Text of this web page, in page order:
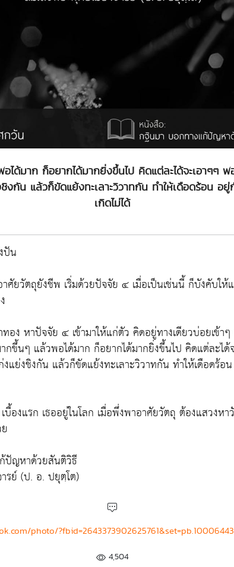
ได้มาก ก็อยากได้มากยิ่งขึ้นไป คิดแต่ละได้จะเอาๆๆ
งกัน แล้วก็ขัดแย้งทะเลาะวิวาทกัน ทำให้เดือดร้อน อ
เกิดไม่ได้
ปัน
ศัยวัตถุยังชีพ เริ่มด้วยปัจจัย ๔ เมื่อเป็นเช่นนี้ ก็บังคับใ
อง หาปัจจัย ๔ เข้ามาให้แก่ตัว คิดอยู่ทางเดียวบ่อยเข้า
ขึ้นๆ แล้วพอได้มาก ก็อยากได้มากยิ่งขึ้นไป คิดแต่ละได้
แย่งชิงกัน แล้วก็ขัดแย้งทะเลาะวิวาทกัน ทำให้เดือดร้อ
บื้องแรก เธออยู่ในโลก เมื่อพึ่งพาอาศัยวัตถุ ต้องแสวงห
ปัญหาด้วยสันติวิธี
รย์ (ป. อ. ปยุตฺโต)
photo/
4,504